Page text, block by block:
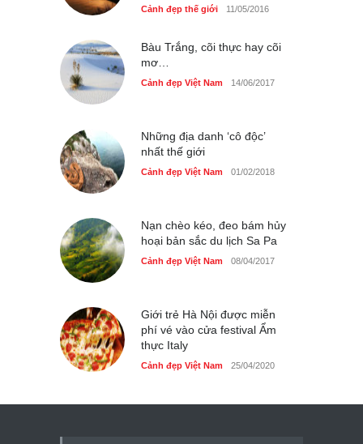
du lịch quốc gia
Cảnh đẹp thế giới 11/05/2016
Bàu Trắng, cõi thực hay cõi
mơ…
Cảnh đẹp Việt Nam 14/06/2017
Những địa danh ‘cô độc’
nhất thế giới
Cảnh đẹp Việt Nam 01/02/2018
Nạn chèo kéo, đeo bám hủy
hoại bản sắc du lịch Sa Pa
Cảnh đẹp Việt Nam 08/04/2017
Giới trẻ Hà Nội được miễn
phí vé vào cửa festival Ẩm
thực Italy
Cảnh đẹp Việt Nam 25/04/2020